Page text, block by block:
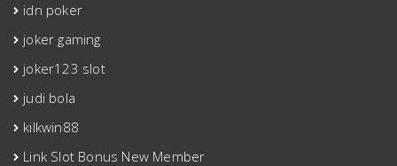
idn poker
joker gaming
joker123 slot
judi bola
kilkwin88
Link Slot Bonus New Member